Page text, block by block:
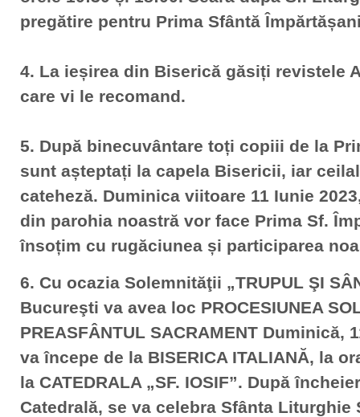
pregătire pentru Prima Sfântă
4. La ieșirea din Biserică găsiți revistele
care vi le recomand.
5. După binecuvântare toți copiii de la
sunt așteptați la capela Bisericii, iar
cateheză. Duminica viitoare 11 Iunie
din parohia noastră vor face Prima Sf.
însoțim cu rugăciunea și participarea
6. Cu ocazia Solemnităţii „TRUPUL ŞI
Bucureşti va avea loc PROCESIUNEA
PREASFÂNTUL SACRAMENT Duminică,
va începe de la BISERICA ITALIANĂ, la
la CATEDRALA „SF. IOSIF”. După
Catedrală, se va celebra Sfânta Liturghie